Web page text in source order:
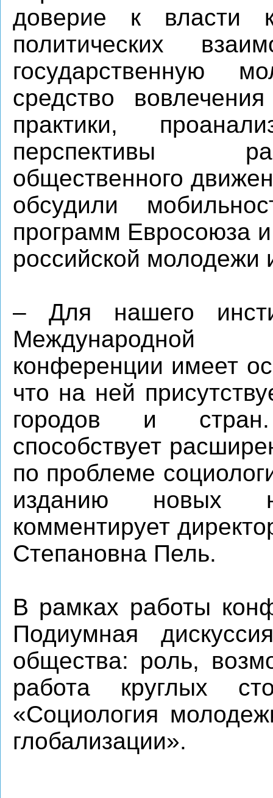
доверие к власти
политических
государственную
средство
практики,
перспективы
общественного
обсудили
программ Евросоюза
российской молодежи
– Для нашего
Международной
конференции имеет
что на ней
городов и
способствует
по проблеме
изданию новых
комментирует
Степановна Пель.
В рамках работы
Подиумная
общества: роль,
работа круглых
«Социология
глобализации».